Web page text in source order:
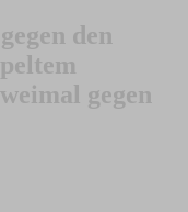
den
gegen